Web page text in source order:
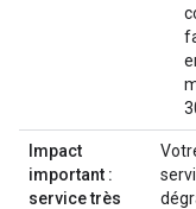
Impact
important :
service très